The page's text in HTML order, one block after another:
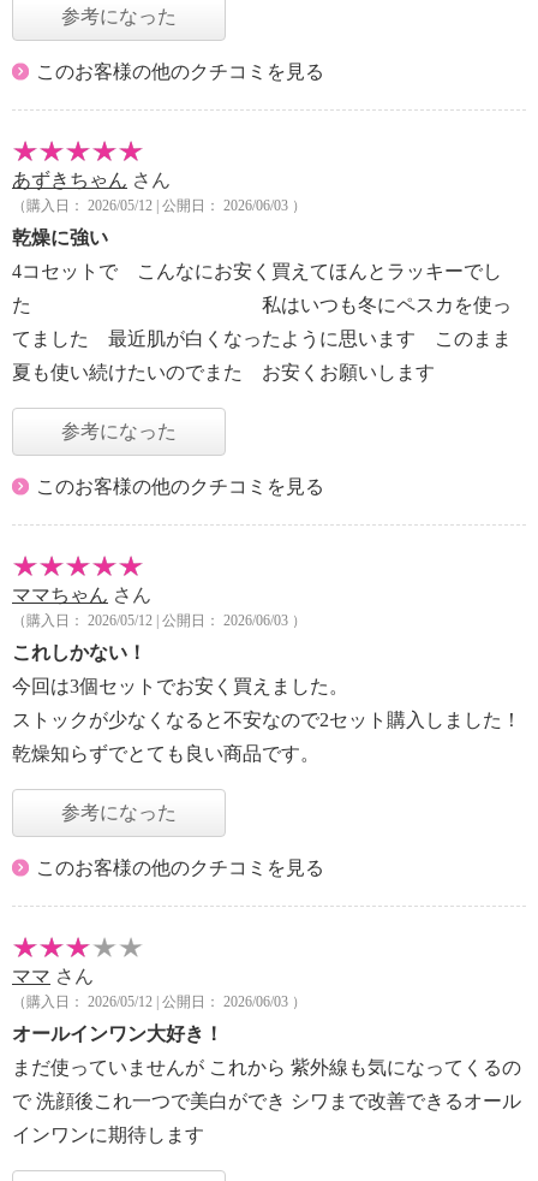
参考になった
このお客様の他のクチコミを見る
あずきちゃん さん
（購入日： 2026/05/12 | 公開日： 2026/06/03 ）
乾燥に強い
4コセットで こんなにお安く買えてほんとラッキーでし
た 私はいつも冬にペスカを使っ
てました 最近肌が白くなったように思います このまま
夏も使い続けたいのでまた お安くお願いします
参考になった
このお客様の他のクチコミを見る
ママちゃん さん
（購入日： 2026/05/12 | 公開日： 2026/06/03 ）
これしかない！
今回は3個セットでお安く買えました。
ストックが少なくなると不安なので2セット購入しました！
乾燥知らずでとても良い商品です。
参考になった
このお客様の他のクチコミを見る
ママ さん
（購入日： 2026/05/12 | 公開日： 2026/06/03 ）
オールインワン大好き！
まだ使っていませんが これから 紫外線も気になってくるの
で 洗顔後これ一つで美白ができ シワまで改善できるオール
インワンに期待します